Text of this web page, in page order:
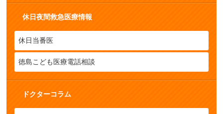
休日夜間救急医療情報
休日当番医
徳島こども医療電話相談
ドクターコラム